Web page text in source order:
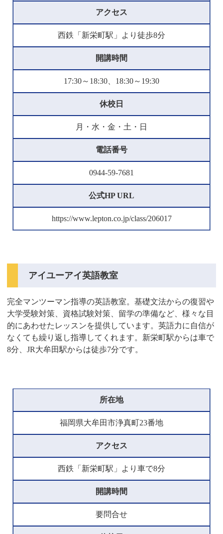
アクセス
西鉄「新栄町駅」より徒歩8分
開講時間
17:30～18:30、18:30～19:30
休校日
月・水・金・土・日
電話番号
0944-59-7681
公式HP URL
https://www.lepton.co.jp/class/206017
アイユーアイ英語教室
完全マンツーマン指導の英語教室。基礎文法からの復習や
大学受験対策、資格試験対策、留学の準備など、様々な目
的にあわせたレッスンを提供しています。英語力に自信が
なくても繰り返し指導してくれます。新栄町駅からは車で
8分、JR大牟田駅からは徒歩7分です。
所在地
福岡県大牟田市浄真町23番地
アクセス
西鉄「新栄町駅」より車で8分
開講時間
要問合せ